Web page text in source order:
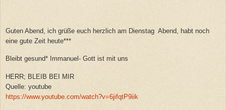
Guten Abend, ich grüße euch herzlich am Dienstag Abend, habt noch
eine gute Zeit heute***
Bleibt gesund* Immanuel- Gott ist mit uns
HERR; BLEIB BEI MIR
Quelle: youtube
https://www.youtube.com/watch?v=6jifqtP9iik